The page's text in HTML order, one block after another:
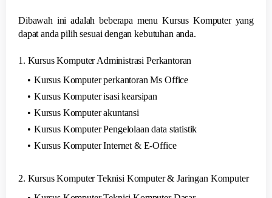
Dibawah ini adalah beberapa menu Kursus Komputer yang
dapat anda pilih sesuai dengan kebutuhan anda.
1. Kursus Komputer Administrasi Perkantoran
Kursus Komputer perkantoran Ms Office
Kursus Komputer isasi kearsipan
Kursus Komputer akuntansi
Kursus Komputer Pengelolaan data statistik
Kursus Komputer Internet & E-Office
2. Kursus Komputer Teknisi Komputer & Jaringan Komputer